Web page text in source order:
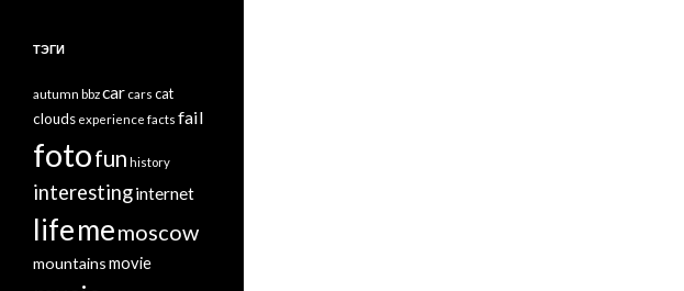
ТЭГИ
autumn bbzcar cars cat
clouds experience facts fail
fotofun history
interestinginternet
lifememoscow
mountainsmovie